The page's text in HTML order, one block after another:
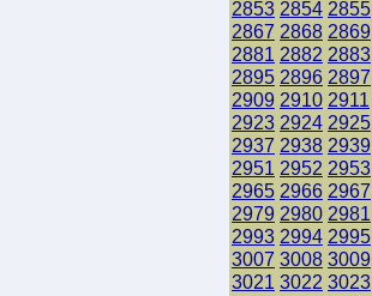
2853 2854 2855
2867 2868 2869
2881 2882 2883
2895 2896 2897
2909 2910 2911
2923 2924 2925
2937 2938 2939
2951 2952 2953
2965 2966 2967
2979 2980 2981
2993 2994 2995
3007 3008 3009
3021 3022 3023